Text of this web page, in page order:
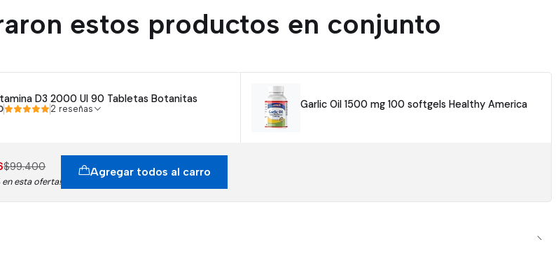
estos productos en conjunto
D3 2000 UI 90 Tabletas Botanitas
2 reseñas Garlic Oil 1500 mg 100 softgels Healthy America
$99.400
en esta oferta!
Agregar todos al carro